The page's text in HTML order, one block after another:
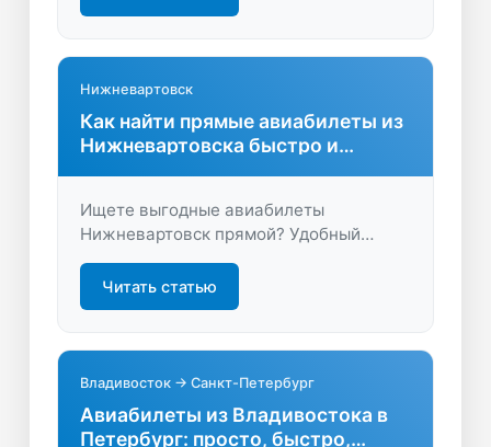
путешествие без переплат.
Нижневартовск
Как найти прямые авиабилеты из
Нижневартовска быстро и
Ищете выгодные авиабилеты
Нижневартовск прямой? Удобный
подбор, актуальные рейсы и экономия
времени ждут вас. Начните
путешествие без пересадок — узнайте
Читать статью
Владивосток → Санкт-Петербург
Авиабилеты из Владивостока в
Петербург: просто, быстро,